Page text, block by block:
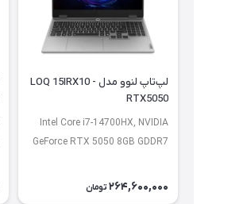
لپ‌تاپ لنوو مدل LOQ 15IRX10 -
RTX5050
Intel Core i7-14700HX, NVIDIA
GeForce RTX 5050 8GB GDDR7
264,600,000 تومان